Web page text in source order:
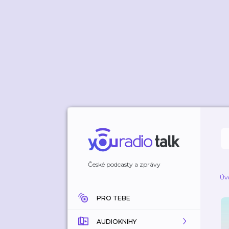
České podcasty a zprávy
PRO TEBE
AUDIOKNIHY